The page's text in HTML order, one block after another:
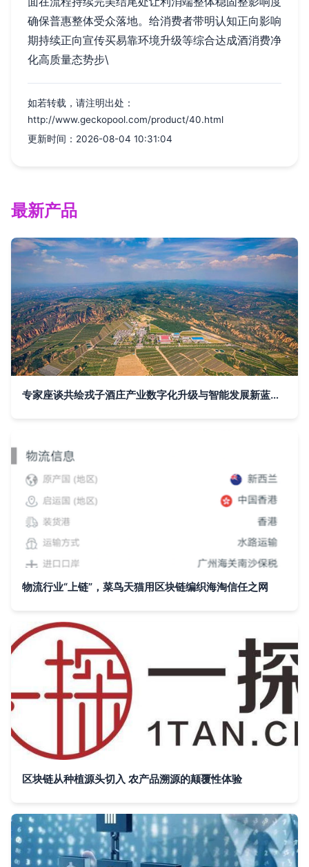
确保普惠整体受众落地。给消费者带明认知正向影响
期持续正向宣传买易靠环境升级等综合达成酒消费净
化高质量态势步\
如若转载，请注明出处：
http://www.geckopool.com/product/40.html
更新时间：2026-08-04 10:31:04
最新产品
专家座谈共绘戎子酒庄产业数字化升级与智能发展新蓝图 区块链与大数据溯源系统的创新应用
物流行业“上链”，菜鸟天猫用区块链编织海淘信任之网
区块链从种植源头切入 农产品溯源的颠覆性体验